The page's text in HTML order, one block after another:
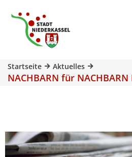
Startseite Aktuelles
NACHBARN für